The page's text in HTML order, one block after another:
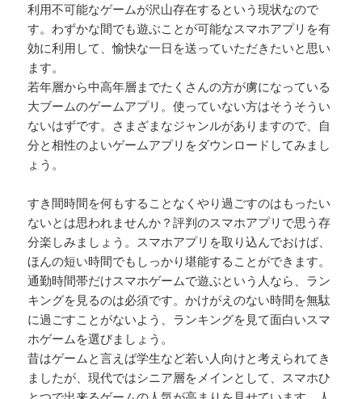
利用不可能なゲームが沢山存在するという現状なので
す。わずかな間でも遊ぶことが可能なスマホアプリを有
効に利用して、愉快な一日を送っていただきたいと思い
ます。
若年層から中高年層までたくさんの方が虜になっている
大ブームのゲームアプリ。使っていない方はそうそうい
ないはずです。さまざまなジャンルがありますので、自
分と相性のよいゲームアプリをダウンロードしてみまし
ょう。
すき間時間を何もすることなくやり過ごすのはもったい
ないとは思われませんか？評判のスマホアプリで思う存
分楽しみましょう。スマホアプリを取り込んでおけば、
ほんの短い時間でもしっかり堪能することができます。
通勤時間帯だけスマホゲームで遊ぶという人なら、ラン
キングを見るのは必須です。かけがえのない時間を無駄
に過ごすことがないよう、ランキングを見て面白いスマ
ホゲームを選びましょう。
昔はゲームと言えば学生など若い人向けと考えられてき
ましたが、現代ではシニア層をメインとして、スマホひ